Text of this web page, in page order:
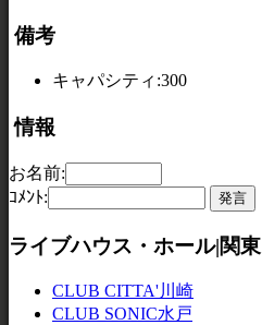
備考
キャパシティ:300
情報
お名前:
ｺﾒﾝﾄ:
ライブハウス・ホール|関東
CLUB CITTA'川崎
CLUB SONIC水戸